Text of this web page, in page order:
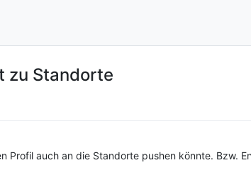
zu Standorte
Profil auch an die Standorte pushen könnte. Bzw.